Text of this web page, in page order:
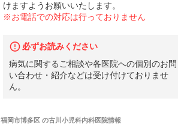
けますようお願いいたします。
※お電話での対応は行っておりません
必ずお読みください
病気に関するご相談や各医院への個別のお問
い合わせ・紹介などは受け付けておりませ
ん。
福岡市博多区の古川小児科内科医院情報